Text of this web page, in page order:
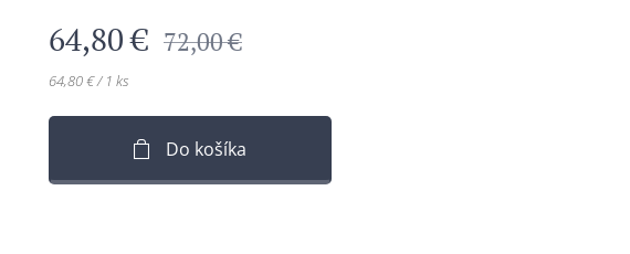
64,80€ 72,00€
64,80 € / 1 ks
Do košíka